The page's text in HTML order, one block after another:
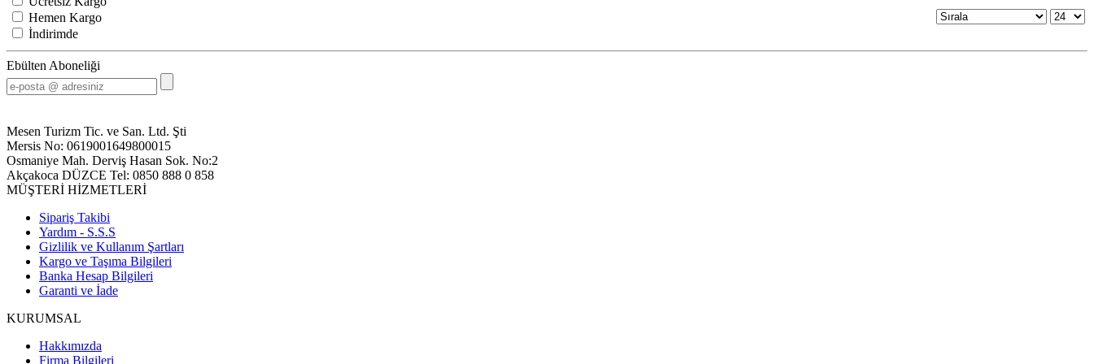
Hemen Kargo
İndirimde
Ebülten Aboneliği
Mesen Turizm Tic. ve San. Ltd. Şti
Mersis No: 0619001649800015
Osmaniye Mah. Derviş Hasan Sok. No:2
Akçakoca DÜZCE Tel: 0850 888 0 858
MÜŞTERİ HİZMETLERİ
Sipariş Takibi
Yardım - S.S.S
Gizlilik ve Kullanım Şartları
Kargo ve Taşıma Bilgileri
Banka Hesap Bilgileri
Garanti ve İade
KURUMSAL
Hakkımızda
Firma Bilgileri